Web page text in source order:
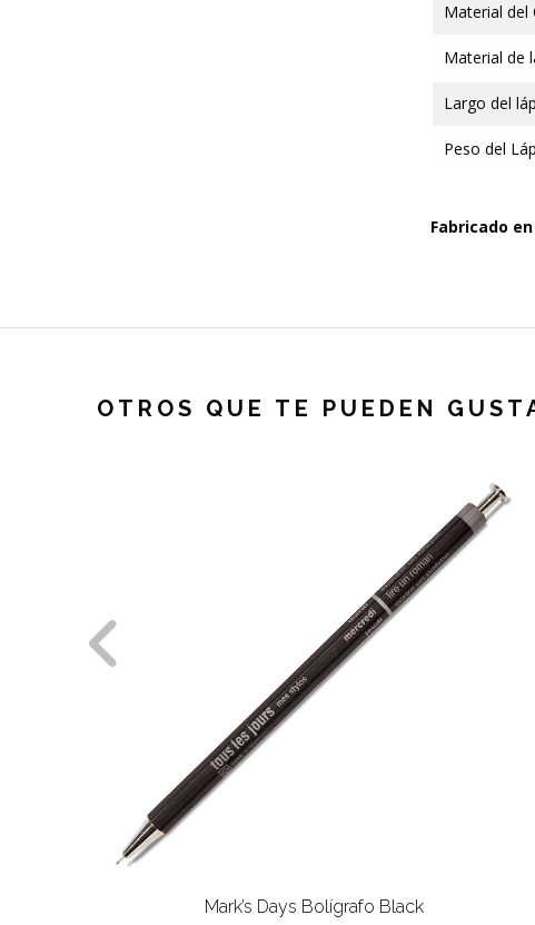
Material del
Material de
Largo del
Peso del
Fabricado
OTROS QUE TE PUEDEN
Mark’s Days Bolígrafo Black